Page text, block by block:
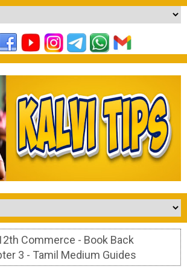
Commerce - Book Back
3 - Tamil Medium Guides